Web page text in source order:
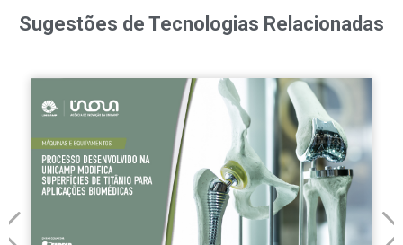
Sugestões de Tecnologias Relacionadas